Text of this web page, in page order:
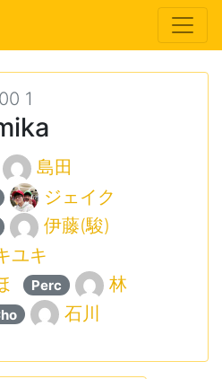
1
島田
ジェイク
伊藤(駿)
ユキ
Perc 林
石川